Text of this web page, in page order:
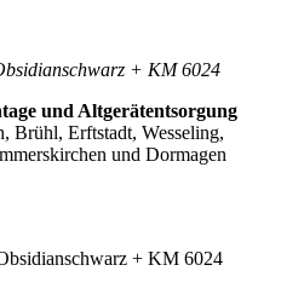
+ KM 6024
und Altgerätentsorgung
Brühl, Erftstadt, Wesseling,
und Dormagen
+ KM 6024